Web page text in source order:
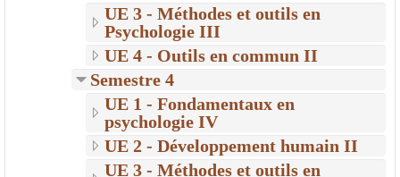
UE 3 - Méthodes et outils en
Psychologie III
UE 4 - Outils en commun II
Semestre 4
UE 1 - Fondamentaux en
psychologie IV
UE 2 - Développement humain II
UE 3 - Méthodes et outils en